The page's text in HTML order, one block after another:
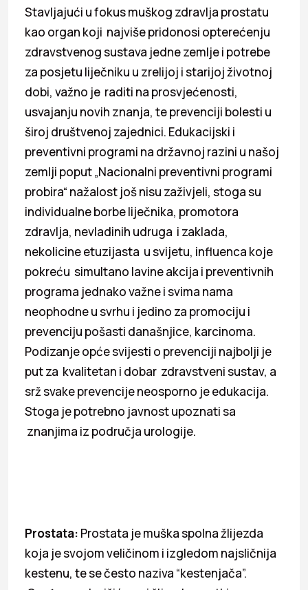
Stavljajući u fokus muškog zdravlja prostatu
kao organ koji najviše pridonosi opterećenju
zdravstvenog sustava jedne zemlje i potrebe
za posjetu liječniku u zrelijoj i starijoj životnoj
dobi, važno je raditi na prosvjećenosti,
usvajanju novih znanja, te prevenciji bolesti u
široj društvenoj zajednici. Edukacijski i
preventivni programi na državnoj razini u našoj
zemlji poput „Nacionalni preventivni programi
probira“ nažalost još nisu zaživjeli, stoga su
individualne borbe liječnika, promotora
zdravlja, nevladinih udruga i zaklada,
nekolicine etuzijasta u svijetu, influenca koje
pokreću simultano lavine akcija i preventivnih
programa jednako važne i svima nama
neophodne u svrhu i jedino za promociju i
prevenciju pošasti današnjice, karcinoma.
Podizanje opće svijesti o prevenciji najbolji je
put za kvalitetan i dobar zdravstveni sustav, a
srž svake prevencije neosporno je edukacija.
Stoga je potrebno javnost upoznati sa
znanjima iz područja urologije.
Prostata: Prostata je muška spolna žlijezda
koja je svojom veličinom i izgledom najsličnija
kestenu, te se često naziva “kestenjača”.